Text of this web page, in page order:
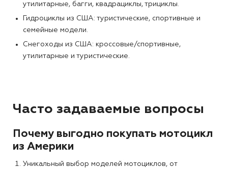
утилитарные, багги, квадрациклы, трициклы.
Гидроциклы из США: туристические, спортивные и
семейные модели.
Снегоходы из США: кроссовые/спортивные,
утилитарные и туристические.
Часто задаваемые вопросы
Почему выгодно покупать мотоцикл
из Америки
Уникальный выбор моделей мотоциклов, от